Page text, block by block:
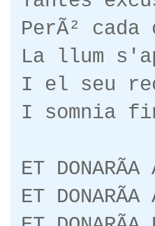
PerÃ²
La llum
I el seu
I somnia
ET
ET